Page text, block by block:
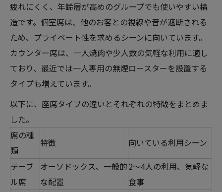
疲れにくく、年齢層が高めのグループでも使いやすい構
造です。個室席は、他のお客との視線や音が遮断される
ため、プライベート性を求めるシーンに向いています。
カウンター席は、一人焼肉や少人数の気軽な利用に適し
ており、最近では一人専用の無煙ロースターを設置する
タイプも増えています。
以下に、座席タイプの違いとそれぞれの特徴をまとめま
した。
席の種
類
特徴
向いている利用シーン
テーブ
ル席
オーソドックス、一般的
な配置
2～4人の利用、気軽な
食事